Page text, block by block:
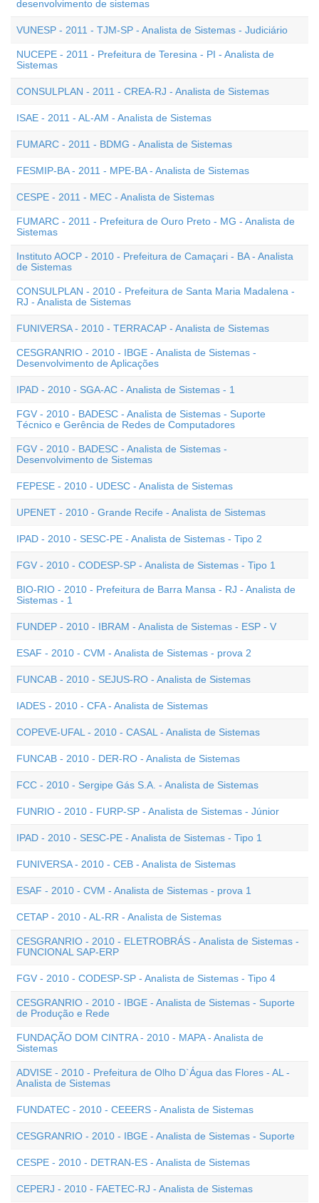
desenvolvimento de sistemas
VUNESP - 2011 - TJM-SP - Analista de Sistemas - Judiciário
NUCEPE - 2011 - Prefeitura de Teresina - PI - Analista de
Sistemas
CONSULPLAN - 2011 - CREA-RJ - Analista de Sistemas
ISAE - 2011 - AL-AM - Analista de Sistemas
FUMARC - 2011 - BDMG - Analista de Sistemas
FESMIP-BA - 2011 - MPE-BA - Analista de Sistemas
CESPE - 2011 - MEC - Analista de Sistemas
FUMARC - 2011 - Prefeitura de Ouro Preto - MG - Analista de
Sistemas
Instituto AOCP - 2010 - Prefeitura de Camaçari - BA - Analista
de Sistemas
CONSULPLAN - 2010 - Prefeitura de Santa Maria Madalena -
RJ - Analista de Sistemas
FUNIVERSA - 2010 - TERRACAP - Analista de Sistemas
CESGRANRIO - 2010 - IBGE - Analista de Sistemas -
Desenvolvimento de Aplicações
IPAD - 2010 - SGA-AC - Analista de Sistemas - 1
FGV - 2010 - BADESC - Analista de Sistemas - Suporte
Técnico e Gerência de Redes de Computadores
FGV - 2010 - BADESC - Analista de Sistemas -
Desenvolvimento de Sistemas
FEPESE - 2010 - UDESC - Analista de Sistemas
UPENET - 2010 - Grande Recife - Analista de Sistemas
IPAD - 2010 - SESC-PE - Analista de Sistemas - Tipo 2
FGV - 2010 - CODESP-SP - Analista de Sistemas - Tipo 1
BIO-RIO - 2010 - Prefeitura de Barra Mansa - RJ - Analista de
Sistemas - 1
FUNDEP - 2010 - IBRAM - Analista de Sistemas - ESP - V
ESAF - 2010 - CVM - Analista de Sistemas - prova 2
FUNCAB - 2010 - SEJUS-RO - Analista de Sistemas
IADES - 2010 - CFA - Analista de Sistemas
COPEVE-UFAL - 2010 - CASAL - Analista de Sistemas
FUNCAB - 2010 - DER-RO - Analista de Sistemas
FCC - 2010 - Sergipe Gás S.A. - Analista de Sistemas
FUNRIO - 2010 - FURP-SP - Analista de Sistemas - Júnior
IPAD - 2010 - SESC-PE - Analista de Sistemas - Tipo 1
FUNIVERSA - 2010 - CEB - Analista de Sistemas
ESAF - 2010 - CVM - Analista de Sistemas - prova 1
CETAP - 2010 - AL-RR - Analista de Sistemas
CESGRANRIO - 2010 - ELETROBRÁS - Analista de Sistemas -
FUNCIONAL SAP-ERP
FGV - 2010 - CODESP-SP - Analista de Sistemas - Tipo 4
CESGRANRIO - 2010 - IBGE - Analista de Sistemas - Suporte
de Produção e Rede
FUNDAÇÃO DOM CINTRA - 2010 - MAPA - Analista de
Sistemas
ADVISE - 2010 - Prefeitura de Olho D`Água das Flores - AL -
Analista de Sistemas
FUNDATEC - 2010 - CEEERS - Analista de Sistemas
CESGRANRIO - 2010 - IBGE - Analista de Sistemas - Suporte
CESPE - 2010 - DETRAN-ES - Analista de Sistemas
CEPERJ - 2010 - FAETEC-RJ - Analista de Sistemas